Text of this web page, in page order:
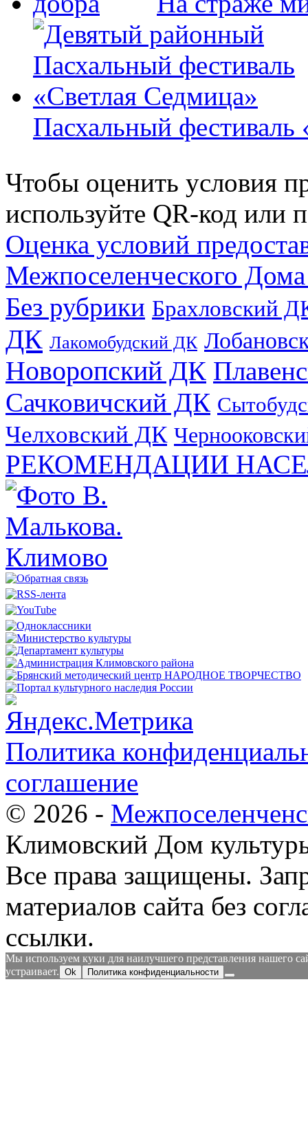
Пасхальный
Чтобы оценить условия
используйте QR-код или
Оценка условий
Межпоселенческого
Без рубрики Брахловский
ДК Лакомобудский ДК
Новоропский ДК
Сачковичский ДК
Челховский ДК
РЕКОМЕНДАЦИИ
Политика
соглашение
© 2026 -
Климовский Дом
Все права защищены.
материалов сайта без
ссылки.
Мы используем куки для наилучшего представления нашего
устраивает. Ok Политика конфиденциальности